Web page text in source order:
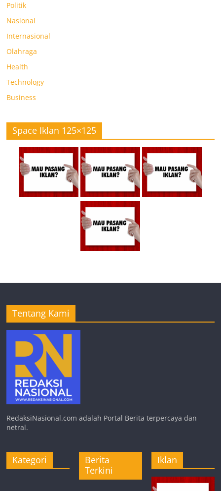
Politik
Nasional
Internasional
Olahraga
Health
Technology
Business
Space Iklan 125×125
Tentang Kami
RedaksiNasional.com adalah Portal Berita terpercaya dan
netral.
Kategori
Berita
Terkini
Iklan